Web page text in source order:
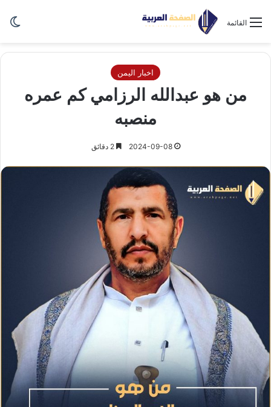
القائمة
اخبار اليمن
من هو عبدالله الرزامي كم عمره
منصبه
2024-09-08 2 دقائق